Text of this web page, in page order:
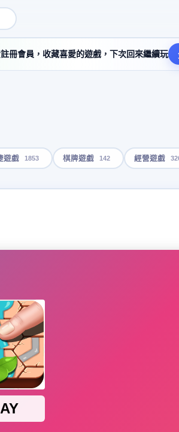
冊會員，收藏喜愛的遊戲，下次回來繼續玩
遊戲 1853 棋牌遊戲 142 經營遊戲